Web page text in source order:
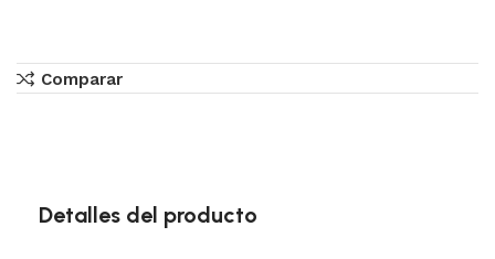
Comparar
Detalles del producto